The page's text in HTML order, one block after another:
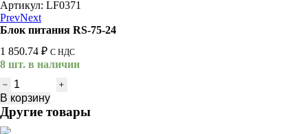
Артикул: LF0371
PrevNext
Блок питания RS-75-24
1 850.74 ₽ С НДС
8 шт. в наличии
Количество
товара
Блок
питания
В корзину
Другие товары